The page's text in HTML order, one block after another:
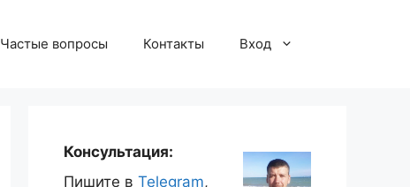
Частые вопросы Контакты Вход
Консультация:
Пишите в Telegram,